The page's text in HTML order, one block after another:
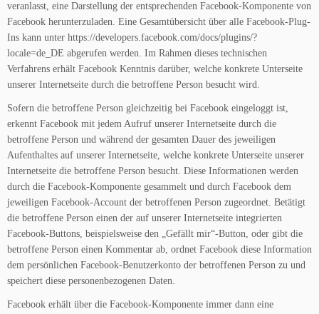
veranlasst, eine Darstellung der entsprechenden Facebook-Komponente von
Facebook herunterzuladen. Eine Gesamtübersicht über alle Facebook-Plug-
Ins kann unter https://developers.facebook.com/docs/plugins/?
locale=de_DE abgerufen werden. Im Rahmen dieses technischen
Verfahrens erhält Facebook Kenntnis darüber, welche konkrete Unterseite
unserer Internetseite durch die betroffene Person besucht wird.
Sofern die betroffene Person gleichzeitig bei Facebook eingeloggt ist,
erkennt Facebook mit jedem Aufruf unserer Internetseite durch die
betroffene Person und während der gesamten Dauer des jeweiligen
Aufenthaltes auf unserer Internetseite, welche konkrete Unterseite unserer
Internetseite die betroffene Person besucht. Diese Informationen werden
durch die Facebook-Komponente gesammelt und durch Facebook dem
jeweiligen Facebook-Account der betroffenen Person zugeordnet. Betätigt
die betroffene Person einen der auf unserer Internetseite integrierten
Facebook-Buttons, beispielsweise den „Gefällt mir“-Button, oder gibt die
betroffene Person einen Kommentar ab, ordnet Facebook diese Information
dem persönlichen Facebook-Benutzerkonto der betroffenen Person zu und
speichert diese personenbezogenen Daten.
Facebook erhält über die Facebook-Komponente immer dann eine